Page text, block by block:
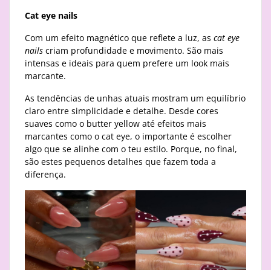
Cat eye nails
Com um efeito magnético que reflete a luz, as cat eye
nails criam profundidade e movimento. São mais
intensas e ideais para quem prefere um look mais
marcante.
As tendências de unhas atuais mostram um equilíbrio
claro entre simplicidade e detalhe. Desde cores
suaves como o butter yellow até efeitos mais
marcantes como o cat eye, o importante é escolher
algo que se alinhe com o teu estilo. Porque, no final,
são estes pequenos detalhes que fazem toda a
diferença.